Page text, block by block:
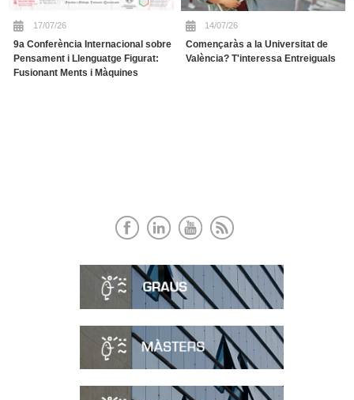
17/07/26
9a Conferència Internacional sobre
Pensament i Llenguatge Figurat:
Fusionant Ments i Màquines
14/07/26
Començaràs a la Universitat de
València? T'interessa Entreiguals